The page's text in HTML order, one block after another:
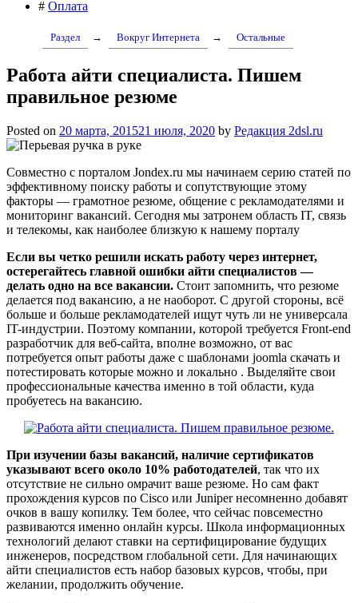
# Оплата
Раздел → Вокруг Интернета → Остальные
Работа айти специалиста. Пишем
правильное резюме
Posted on 20 марта, 201521 июля, 2020 by Редакция 2dsl.ru
Совместно с порталом Jondex.ru мы начинаем серию статей по
эффективному поиску работы и сопутствующие этому
факторы — грамотное резюме, общение с рекламодателями и
мониторинг вакансий. Сегодня мы затронем область IT, связь
и телекомы, как наиболее близкую к нашему порталу
Если вы четко решили искать работу через интернет,
остерегайтесь главной ошибки айти специалистов —
делать одно на все вакансии. Стоит запомнить, что резюме
делается под вакансию, а не наоборот. С другой стороны, всё
больше и больше рекламодателей ищут чуть ли не универсала
IT-индустрии. Поэтому компании, которой требуется Front-end
разработчик для веб-сайта, вполне возможно, от вас
потребуется опыт работы даже с шаблонами joomla скачать и
потестировать которые можно и локально . Выделяйте свои
профессиональные качества именно в той области, куда
пробуетесь на вакансию.
При изучении базы вакансий, наличие сертификатов
указывают всего около 10% работодателей, так что их
отсутствие не сильно омрачит ваше резюме. Но сам факт
прохождения курсов по Cisco или Juniper несомненно добавят
очков в вашу копилку. Тем более, что сейчас повсеместно
развиваются именно онлайн курсы. Школа информационных
технологий делают ставки на сертифицирование будущих
инженеров, посредством глобальной сети. Для начинающих
айти специалистов есть набор базовых курсов, чтобы, при
желании, продолжить обучение.